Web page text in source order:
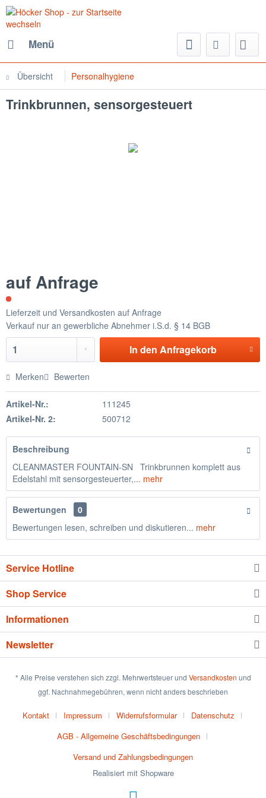
Menü
Übersicht Personalhygiene
Trinkbrunnen, sensorgesteuert
auf Anfrage
Lieferzeit und Versandkosten auf Anfrage
Verkauf nur an gewerbliche Abnehmer i.S.d. § 14 BGB
In den Anfragekorb
Merken Bewerten
Artikel-Nr.:
111245
Artikel-Nr. 2:
500712
Beschreibung
CLEANMASTER FOUNTAIN-SN Trinkbrunnen komplett aus
Edelstahl mit sensorgesteuerter,... mehr
Bewertungen
0
Bewertungen lesen, schreiben und diskutieren... mehr
Service Hotline
Shop Service
Informationen
Newsletter
* Alle Preise verstehen sich zzgl. Mehrwertsteuer und Versandkosten und
ggf. Nachnahmegebühren, wenn nicht anders beschrieben
Kontakt Impressum Widerrufsformular
Datenschutz
AGB - Allgemeine Geschäftsbedingungen
Versand und Zahlungsbedingungen
Realisiert mit Shopware